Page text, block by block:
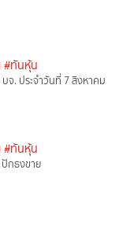
#ทันหุ้น
จ. ประจำวันที่ 7 สิงหาคม
#ทันหุ้น
ปักธงขาย